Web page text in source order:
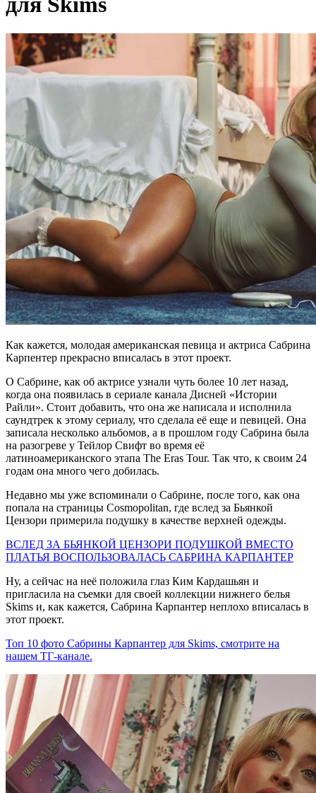
Как кажется, молодая американская певица и актриса Сабрина
Карпентер прекрасно вписалась в этот проект.
О Сабрине, как об актрисе узнали чуть более 10 лет назад,
когда она появилась в сериале канала Дисней «Истории
Райли». Стоит добавить, что она же написала и исполнила
саундтрек к этому сериалу, что сделала её еще и певицей. Она
записала несколько альбомов, а в прошлом году Сабрина была
на разогреве у Тейлор Свифт во время её
латиноамериканского этапа The Eras Tour. Так что, к своим 24
годам она много чего добилась.
Недавно мы уже вспоминали о Сабрине, после того, как она
попала на страницы Cosmopolitan, где вслед за Бьянкой
Цензори примерила подушку в качестве верхней одежды.
ВСЛЕД ЗА БЬЯНКОЙ ЦЕНЗОРИ ПОДУШКОЙ ВМЕСТО
ПЛАТЬЯ ВОСПОЛЬЗОВАЛАСЬ САБРИНА КАРПАНТЕР
Ну, а сейчас на неё положила глаз Ким Кардашьян и
пригласила на съемки для своей коллекции нижнего белья
Skims и, как кажется, Сабрина Карпантер неплохо вписалась в
этот проект.
Топ 10 фото Сабрины Карпантер для Skims, смотрите на
нашем ТГ-канале.